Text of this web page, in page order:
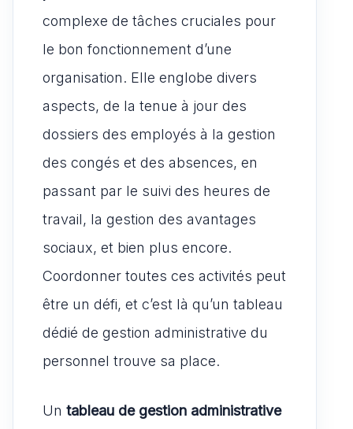
complexe de tâches cruciales pour
le bon fonctionnement d’une
organisation. Elle englobe divers
aspects, de la tenue à jour des
dossiers des employés à la gestion
des congés et des absences, en
passant par le suivi des heures de
travail, la gestion des avantages
sociaux, et bien plus encore.
Coordonner toutes ces activités peut
être un défi, et c’est là qu’un tableau
dédié de gestion administrative du
personnel trouve sa place.
Un tableau de gestion administrative